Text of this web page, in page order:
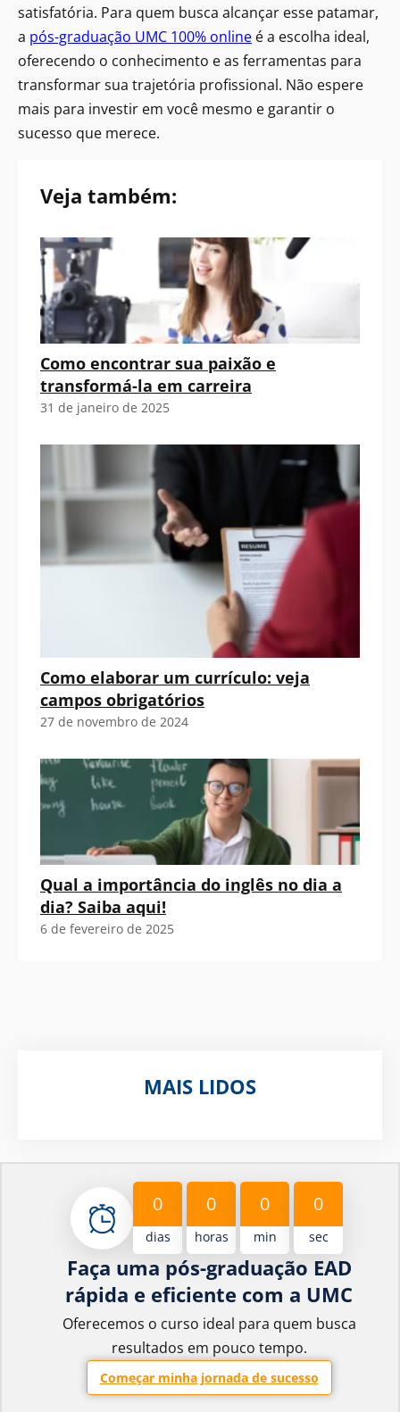
satisfatória. Para quem busca alcançar esse patamar,
a pós-graduação UMC 100% online é a escolha ideal,
oferecendo o conhecimento e as ferramentas para
transformar sua trajetória profissional. Não espere
mais para investir em você mesmo e garantir o
sucesso que merece.
Veja também:
Como encontrar sua paixão e
transformá-la em carreira
31 de janeiro de 2025
Como elaborar um currículo: veja
campos obrigatórios
27 de novembro de 2024
Qual a importância do inglês no dia a
dia? Saiba aqui!
6 de fevereiro de 2025
MAIS LIDOS
0
dias
0
horas
0
min
0
sec
Faça uma pós-graduação EAD
rápida e eficiente com a UMC
Oferecemos o curso ideal para quem busca
resultados em pouco tempo.
Começar minha jornada de sucesso